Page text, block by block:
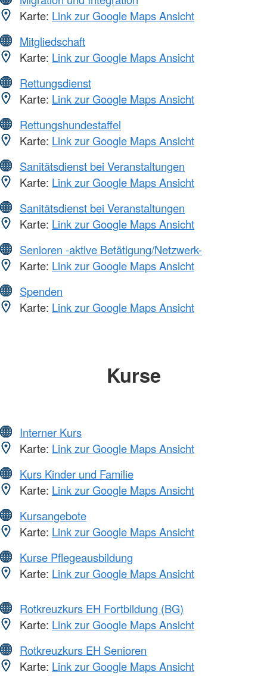
Karte: Link zur Google Maps Ansicht
Mitgliedschaft
Karte: Link zur Google Maps Ansicht
Rettungsdienst
Karte: Link zur Google Maps Ansicht
Rettungshundestaffel
Karte: Link zur Google Maps Ansicht
Sanitätsdienst bei Veranstaltungen
Karte: Link zur Google Maps Ansicht
Sanitätsdienst bei Veranstaltungen
Karte: Link zur Google Maps Ansicht
Senioren -aktive Betätigung/Netzwerk-
Karte: Link zur Google Maps Ansicht
Spenden
Karte: Link zur Google Maps Ansicht
Kurse
Interner Kurs
Karte: Link zur Google Maps Ansicht
Kurs Kinder und Familie
Karte: Link zur Google Maps Ansicht
Kursangebote
Karte: Link zur Google Maps Ansicht
Kurse Pflegeausbildung
Karte: Link zur Google Maps Ansicht
Rotkreuzkurs EH Fortbildung (BG)
Karte: Link zur Google Maps Ansicht
Rotkreuzkurs EH Senioren
Karte: Link zur Google Maps Ansicht